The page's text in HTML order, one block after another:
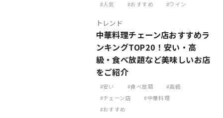
人気
おすすめ ワイン
トレンド
中華料理チェーン店おすすめラ
ンキングTOP20！安い・高
級・食べ放題など美味しいお店
をご紹介
安い 食べ放題
高級
チェーン店
中華料理
おすすめ